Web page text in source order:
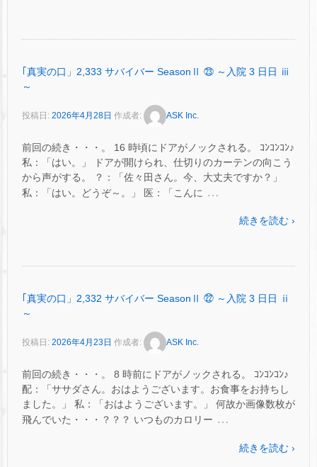
｢真実の口」2,333 サバイバー SeasonⅡ ㉓ ～入院 3 日日 ⅲ
～
投稿日: 2026年4月28日 作成者: ASK Inc.
前回の続き・・・。 16 時頃にドアがノックされる。 ｺﾝｺﾝｺﾝ♪
私：「はい。」 ドアが開けられ、仕切りのカーテンの向こう
から声がする。 ？：「佐々田さん。今、大丈夫ですか？」
私：「はい。どうぞ～。」 医：「こんに …
続きを読む ›
｢真実の口」2,332 サバイバー SeasonⅡ ㉒ ～入院 3 日日 ⅱ
～
投稿日: 2026年4月23日 作成者: ASK Inc.
前回の続き・・・。 8 時前にドアがノックされる。 ｺﾝｺﾝｺﾝ♪
配：「ササダさん。おはようございます。お食事をお持ちし
ました。」 私：「おはようございます。」 何故か画像数枚が
飛んでいた・・・？？？ いつものカロリー …
続きを読む ›